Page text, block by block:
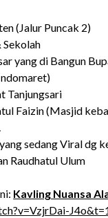
(Jalur Puncak 2)
Sekolah
yang di Bangun
Tanjungsari
Faizin (Masjid
sedang Viral dg
Raudhatul Ulum
Kavling Nuansa